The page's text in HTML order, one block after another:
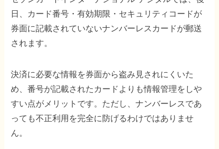
日、カード番号・有効期限・セキュリティコードが
券面に記載されていないナンバーレスカードが郵送
されます。
決済に必要な情報を券面から盗み見されにくいた
め、番号が記載されたカードよりも情報管理をしや
すい点がメリットです。ただし、ナンバーレスであ
っても不正利用を完全に防げるわけではありませ
ん。